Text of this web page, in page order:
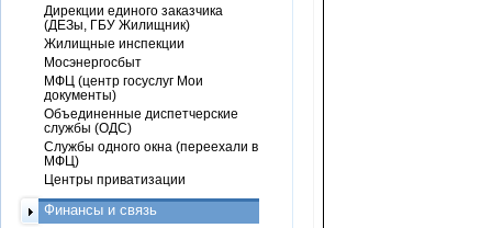
Дирекции единого заказчика
(ДЕЗы, ГБУ Жилищник)
Жилищные инспекции
Мосэнергосбыт
МФЦ (центр госуслуг Мои
документы)
Объединенные диспетчерские
службы (ОДС)
Службы одного окна (переехали в
МФЦ)
Центры приватизации
Финансы и связь